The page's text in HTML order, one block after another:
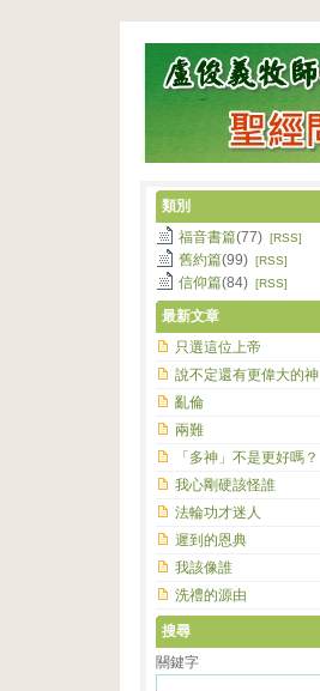
類別
福音書篇(77) [RSS]
舊約篇(99) [RSS]
信仰篇(84) [RSS]
最新文章
只選這位上帝
說不定還有更偉大的神
亂倫
兩難
「多神」不是更好嗎？
我心剛硬該怪誰
法輪功才迷人
遲到的恩典
我該像誰
洗禮的源由
搜尋
關鍵字